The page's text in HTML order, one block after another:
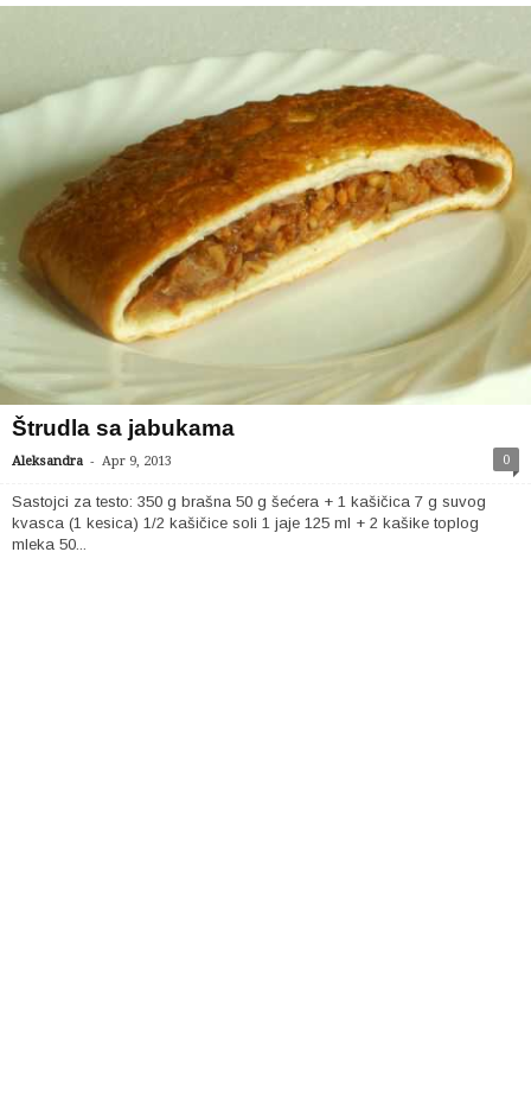
Štrudla sa jabukama
Aleksandra - Apr 9, 2013 0
Sastojci za testo: 350 g brašna 50 g šećera + 1 kašičica 7 g suvog
kvasca (1 kesica) 1/2 kašičice soli 1 jaje 125 ml + 2 kašike toplog
mleka 50...